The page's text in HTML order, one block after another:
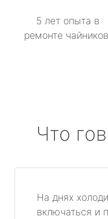
5 лет опыта в
ремонте
Что
На днях
включаться и